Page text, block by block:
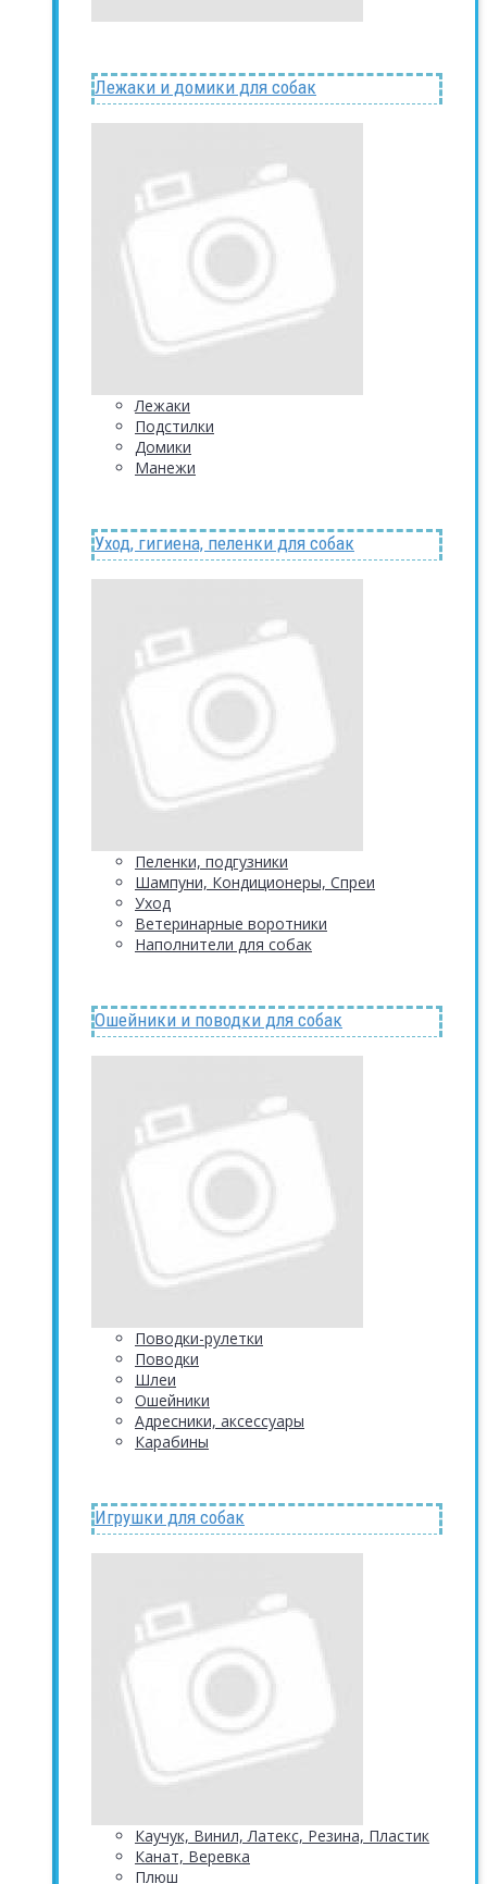
Лежаки и домики для собак
Лежаки
Подстилки
Домики
Манежи
Уход, гигиена, пеленки для собак
Пеленки, подгузники
Шампуни, Кондиционеры, Спреи
Уход
Ветеринарные воротники
Наполнители для собак
Ошейники и поводки для собак
Поводки-рулетки
Поводки
Шлеи
Ошейники
Адресники, аксессуары
Карабины
Игрушки для собак
Каучук, Винил, Латекс, Резина, Пластик
Канат, Веревка
Плюш